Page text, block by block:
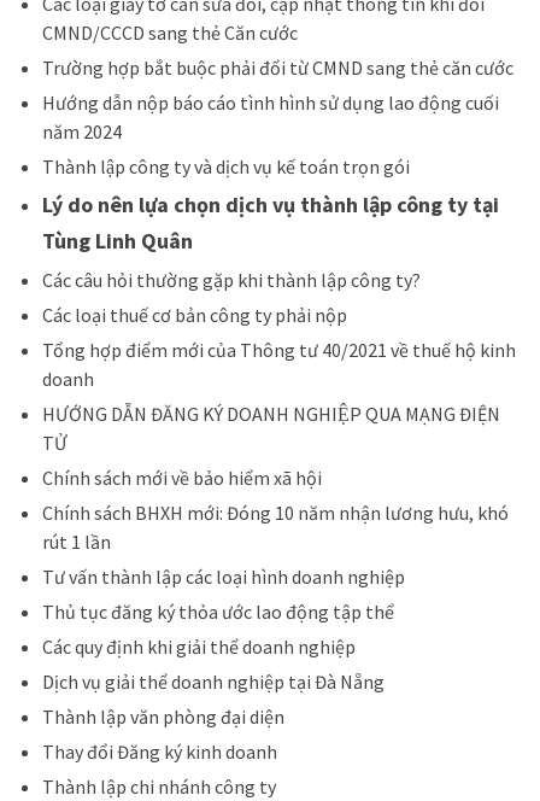
CMND/CCCD sang thẻ Căn cước
Trường hợp bắt buộc phải đổi từ CMND sang thẻ căn cước
Hướng dẫn nộp báo cáo tình hình sử dụng lao động cuối
năm 2024
Thành lập công ty và dịch vụ kế toán trọn gói
Lý do nên lựa chọn dịch vụ thành lập công ty tại
Tùng Linh Quân
Các câu hỏi thường gặp khi thành lập công ty?
Các loại thuế cơ bản công ty phải nộp
Tổng hợp điểm mới của Thông tư 40/2021 về thuế hộ kinh
doanh
HƯỚNG DẪN ĐĂNG KÝ DOANH NGHIỆP QUA MẠNG ĐIỆN
TỬ
Chính sách mới về bảo hiểm xã hội
Chính sách BHXH mới: Đóng 10 năm nhận lương hưu, khó
rút 1 lần
Tư vấn thành lập các loại hình doanh nghiệp
Thủ tục đăng ký thỏa ước lao động tập thể
Các quy định khi giải thể doanh nghiệp
Dịch vụ giải thể doanh nghiệp tại Đà Nẵng
Thành lập văn phòng đại diện
Thay đổi Đăng ký kinh doanh
Thành lập chi nhánh công ty